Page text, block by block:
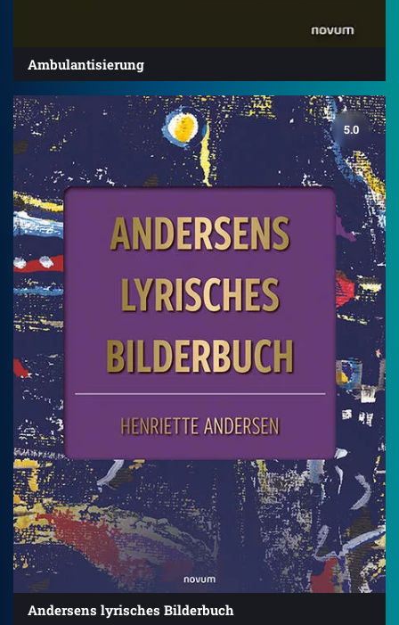
Ambulantisierung
5.0
Andersens lyrisches Bilderbuch